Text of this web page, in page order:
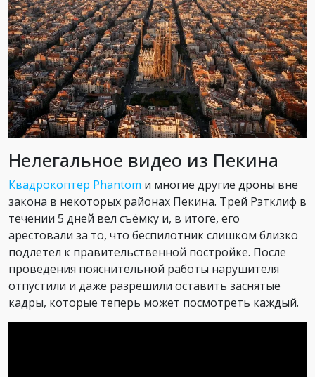
Нелегальное видео из Пекина
Квадрокоптер Phantom и многие другие дроны вне
закона в некоторых районах Пекина. Трей Рэтклиф в
течении 5 дней вел съёмку и, в итоге, его
арестовали за то, что беспилотник слишком близко
подлетел к правительственной постройке. После
проведения пояснительной работы нарушителя
отпустили и даже разрешили оставить заснятые
кадры, которые теперь может посмотреть каждый.